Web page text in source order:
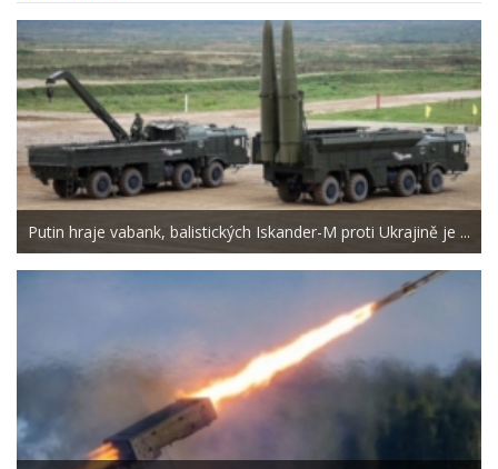
Putin hraje vabank, balistických Iskander-M proti Ukrajině je ...